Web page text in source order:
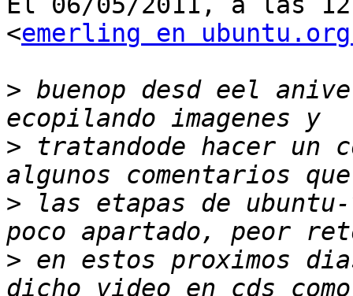
<emerling en
> buenop desd eel
> tratandode hacer un
> las etapas de
> en estos proximos